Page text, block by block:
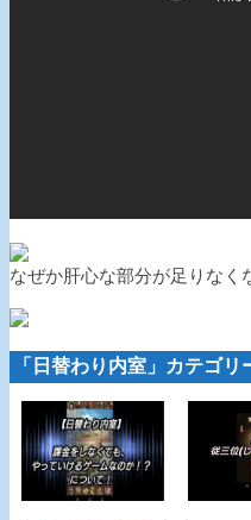
なぜか肝心な部分が足りなく
「日替わり内室」カテゴリ